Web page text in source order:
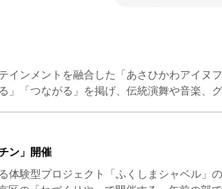
インメントを融合した「あさひかわアイヌ
」「つながる」を掲げ、伝統演舞や音楽、
ン」開催
体験型プロジェクト「ふくしまシャベル」